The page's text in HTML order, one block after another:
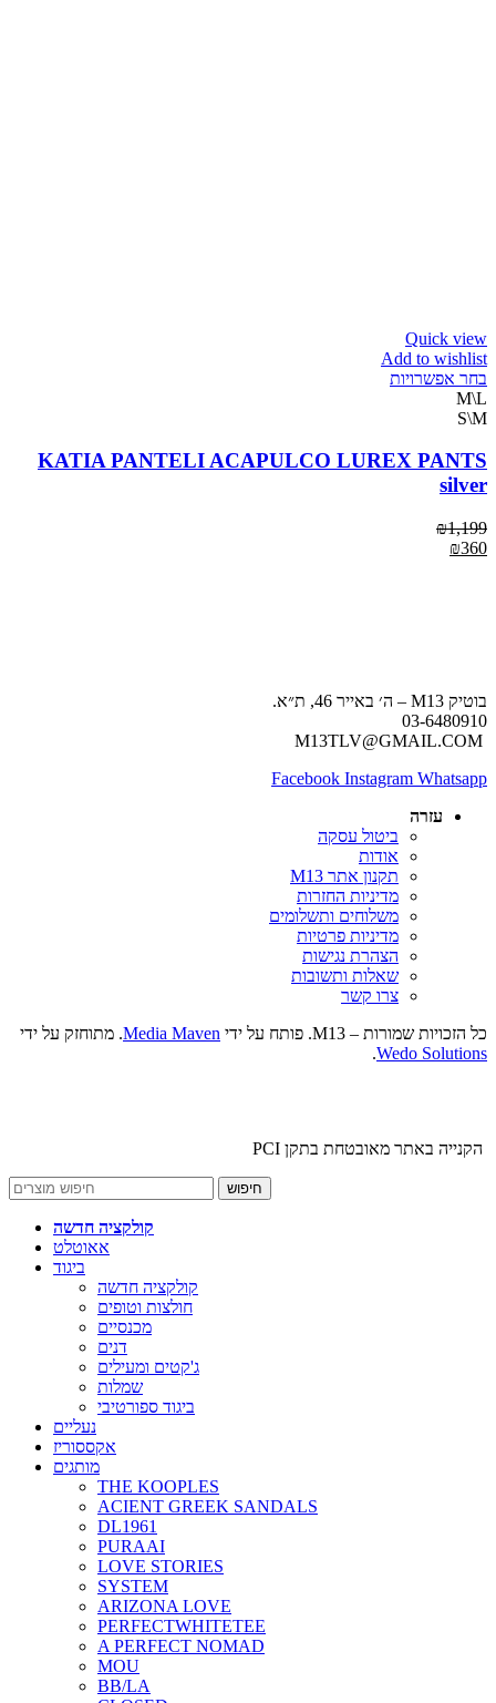
Quick view
Add to wishlist
בחר אפשרויות
M\L
S\M
KATIA PANTELI ACAPULCO LUREX PANTS
silver
₪1,199
₪360
בוטיק M13 – ה׳ באייר 46, ת״א.
03-6480910
Facebook Instagram Whatsapp
עזרה
ביטול עסקה
אודות
תקנון אתר M13
מדיניות החזרות
משלוחים ותשלומים
מדיניות פרטיות
הצהרת נגישות
שאלות ותשובות
צרו קשר
כל הזכויות שמורות – M13. פותח על ידי
Media Maven. מתוחזק על ידי
Wedo Solutions
.
הקנייה באתר מאובטחת בתקן PCI
חיפוש
קולקציה חדשה
אאוטלט
ביגוד
קולקציה חדשה
חולצות וטופים
מכנסיים
דנים
ג'קטים ומעילים
שמלות
ביגוד ספורטיבי
נעליים
אקססוריז
מותגים
THE KOOPLES
ACIENT GREEK SANDALS
DL1961
PURAAI
LOVE STORIES
SYSTEM
ARIZONA LOVE
PERFECTWHITETEE
A PERFECT NOMAD
MOU
BB/LA